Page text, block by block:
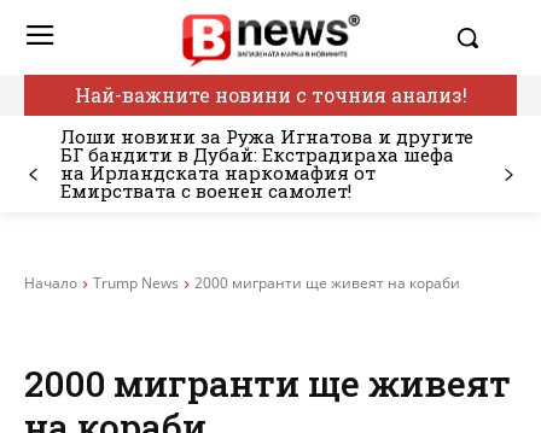
Най-важните новини с точния анализ!
Лоши новини за Ружа Игнатова и другите
БГ бандити в Дубай: Екстрадираха шефа
на Ирландската наркомафия от
Емирствата с военен самолет!
Начало Trump News 2000 мигранти ще живеят на кораби
2000 мигранти ще живеят